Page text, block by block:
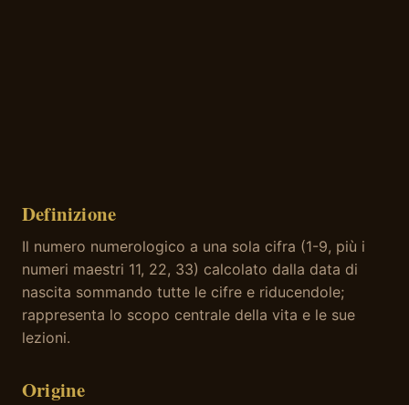
Definizione
Il numero numerologico a una sola cifra (1-9, più i
numeri maestri 11, 22, 33) calcolato dalla data di
nascita sommando tutte le cifre e riducendole;
rappresenta lo scopo centrale della vita e le sue
lezioni.
Origine